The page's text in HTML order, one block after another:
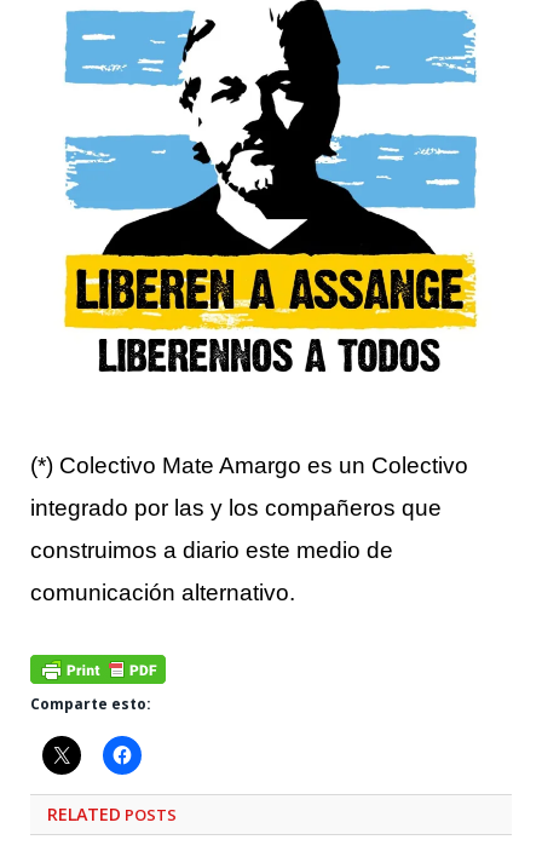
(*) Colectivo Mate Amargo es un Colectivo
integrado por las y los compañeros que
construimos a diario este medio de
comunicación alternativo.
Comparte esto:
RELATED POSTS